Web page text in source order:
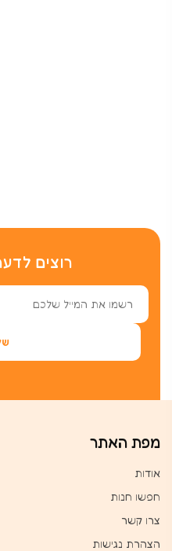
רוצים
מפת האתר
אודות
חפשו חנות
צרו קשר
הצהרת נגישות